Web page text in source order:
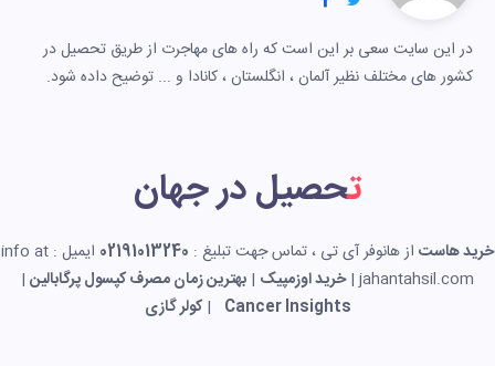
در این سایت سعی بر این است که راه های مهاجرت از طریق تحصیل در
کشور های مختلف نظیر آلمان ، انگلستان ، کانادا و ... توضیح داده شود.
تحصیل در جهان
خرید هاست از هانوفر آی تی ، تماس جهت تبلیغ : 02191013240
ایمیل : info at
jahantahsil.com | خرید اوزمپیک | بهترین زمان مصرف کپسول پرگابالین |
Cancer Insights
|کولر گازی